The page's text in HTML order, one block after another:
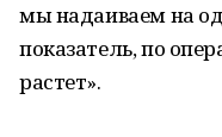
мы надаиваем на
показатель, по
растет».